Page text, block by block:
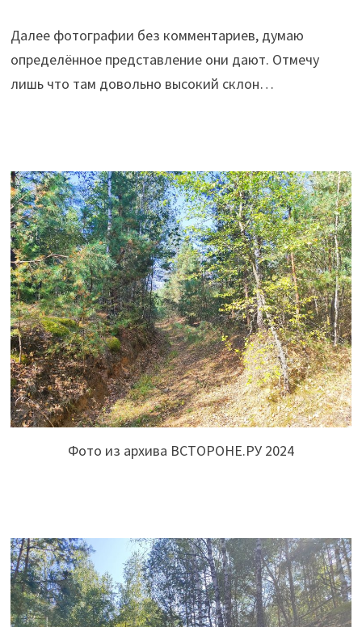
Далее фотографии без комментариев, думаю
определённое представление они дают. Отмечу
лишь что там довольно высокий склон…
Фото из архива ВСТОРОНЕ.РУ 2024